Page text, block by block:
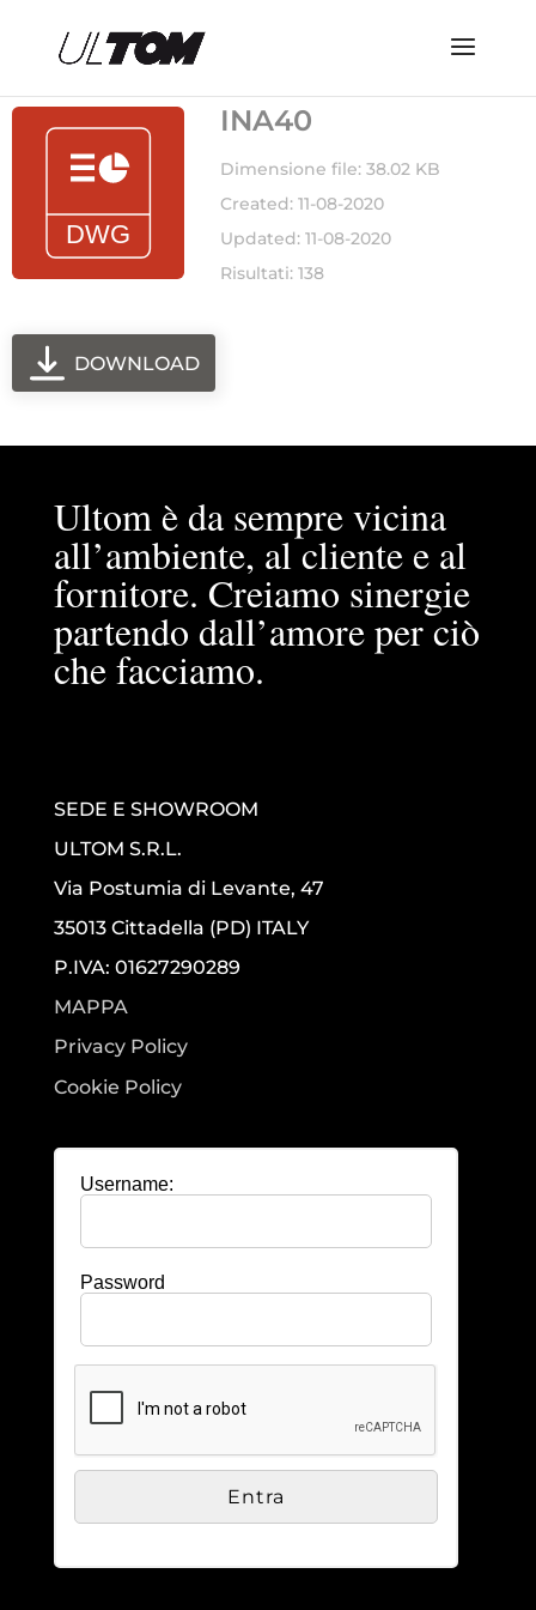
INA40
Dimensione file: 38.02 KB
Created: 11-08-2020
Updated: 11-08-2020
Risultati: 138
DOWNLOAD
Ultom è da sempre vicina
all’ambiente, al cliente e al
fornitore. Creiamo sinergie
partendo dall’amore per ciò
che facciamo.
SEDE E SHOWROOM
ULTOM S.R.L.
Via Postumia di Levante, 47
35013 Cittadella (PD) ITALY
P.IVA: 01627290289
MAPPA
Privacy Policy
Cookie Policy
Username:
Password